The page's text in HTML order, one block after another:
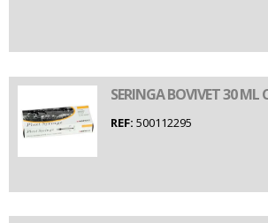
SERINGA BOVIVET 30 ML
REF: 500112295